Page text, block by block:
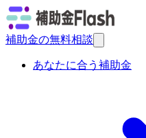
補助金の無料相談
あなたに合う補助金